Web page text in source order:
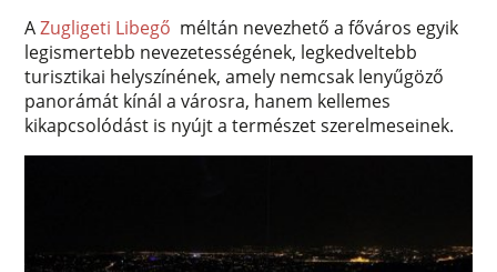
AZugligeti Libegő méltán nevezhető a főváros egyik
legismertebb nevezetességének, legkedveltebb
turisztikai helyszínének, amely nemcsak lenyűgöző
panorámát kínál a városra, hanem kellemes
kikapcsolódást is nyújt a természet szerelmeseinek.